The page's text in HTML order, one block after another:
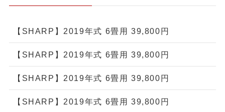
【SHARP】2019年式 6畳用 39,800円
【SHARP】2019年式 6畳用 39,800円
【SHARP】2019年式 6畳用 39,800円
【SHARP】2019年式 6畳用 39,800円